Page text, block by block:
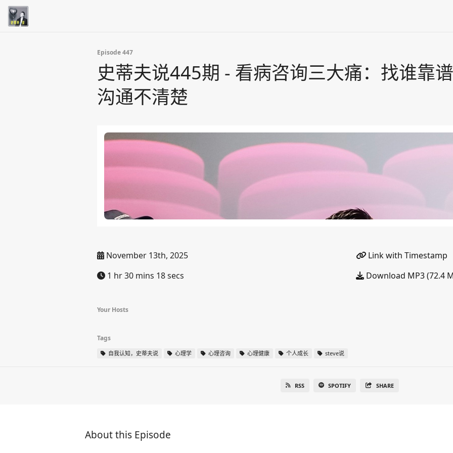
Episode 447
史蒂夫说445期 - 看病咨询三大痛：找谁靠
沟通不清楚
November 13th, 2025
1 hr 30 mins 18 secs
Link with Timestamp
Download MP3 (72.4
Your Hosts
Tags
自我认知，史蒂夫说 心理学 心理咨询 心理健康 个人成长 steve说
RSS SPOTIFY SHARE
About this Episode